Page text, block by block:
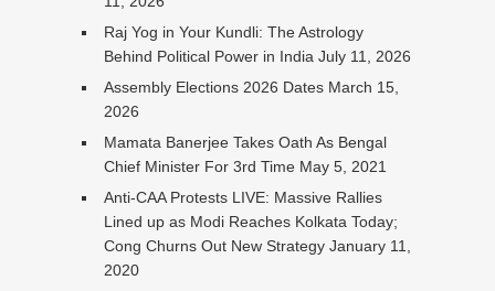
Raj Yog in Your Kundli: The Astrology
Behind Political Power in India July 11, 2026
Assembly Elections 2026 Dates March 15,
2026
Mamata Banerjee Takes Oath As Bengal
Chief Minister For 3rd Time May 5, 2021
Anti-CAA Protests LIVE: Massive Rallies
Lined up as Modi Reaches Kolkata Today;
Cong Churns Out New Strategy January 11,
2020